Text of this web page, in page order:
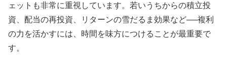
ェットも非常に重視しています。若いうちからの積立投
資、配当の再投資、リターンの雪だるま効果など──複利
の力を活かすには、時間を味方につけることが最重要で
す。